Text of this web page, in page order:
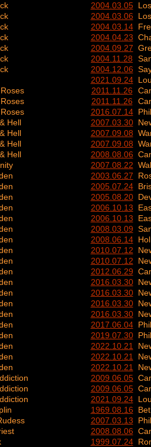
2004.03.05
2004.03.06
2004.03.14
2004.04.23
2004.09.27
2004.11.28
2004.12.06
2021.09.24
2011.11.26
2011.11.26
2016.07.14
Hell
2007.03.30
Hell
2007.09.08
Hell
2007.09.08
Hell
2008.08.06
2007.08.22
2003.06.27
2005.07.24
2005.08.20
2006.10.13
2006.10.13
2008.03.09
2008.06.14
2010.07.12
2010.07.12
2012.06.29
2016.03.30
2016.03.30
2016.03.30
2016.03.30
2017.06.04
2019.07.30
2022.10.21
2022.10.21
2022.10.21
2009.06.05
2009.06.05
2021.09.24
1969.08.16
2007.03.13
2008.08.06
1999.07.24